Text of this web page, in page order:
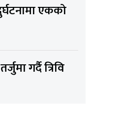
एकको
गर्दै त्रिवि